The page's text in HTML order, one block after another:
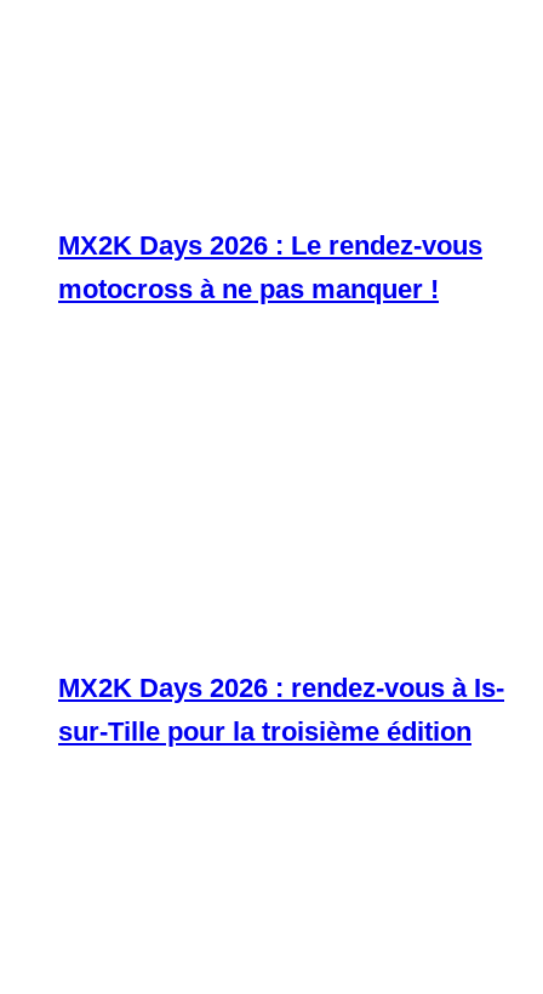
MX2K Days 2026 : Le rendez-vous
motocross à ne pas manquer !
MX2K Days 2026 : rendez-vous à Is-
sur-Tille pour la troisième édition